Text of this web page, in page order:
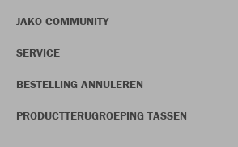
JAKO COMMUNITY
SERVICE
BESTELLING ANNULEREN
PRODUCTTERUGROEPING TASSEN